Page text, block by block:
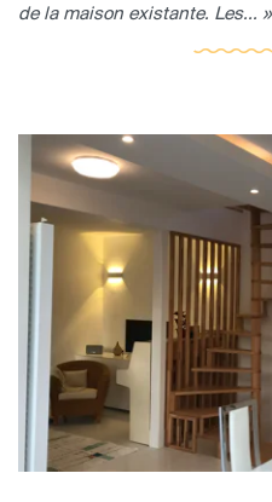
de la maison existante. Les... »